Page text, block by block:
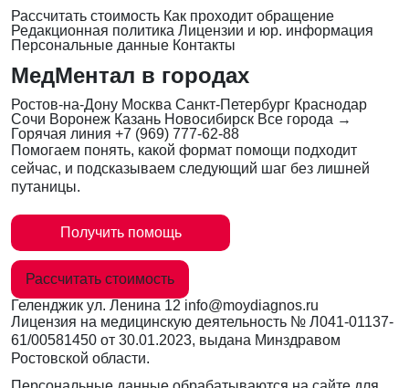
Рассчитать стоимость Как проходит обращение
Редакционная политика Лицензии и юр. информация
Персональные данные Контакты
МедМентал в городах
Ростов-на-Дону Москва Санкт-Петербург Краснодар
Сочи Воронеж Казань Новосибирск Все города →
Горячая линия +7 (969) 777-62-88
Помогаем понять, какой формат помощи подходит
сейчас, и подсказываем следующий шаг без лишней
путаницы.
Получить помощь
Рассчитать стоимость
Геленджик ул. Ленина 12 info@moydiagnos.ru
Лицензия на медицинскую деятельность № Л041-01137-
61/00581450 от 30.01.2023, выдана Минздравом
Ростовской области.